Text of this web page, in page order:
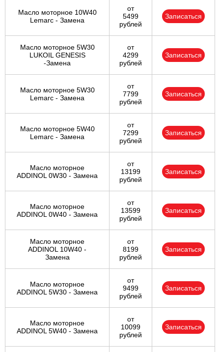
Масло моторное 10W40
Lemarc - Замена
от
5499
рублей
Записаться
Масло моторное 5W30
LUKOIL GENESIS
-Замена
от
4299
рублей
Записаться
Масло моторное 5W30
Lemarc - Замена
от
7799
рублей
Записаться
Масло моторное 5W40
Lemarc - Замена
от
7299
рублей
Записаться
Масло моторное
ADDINOL 0W30 - Замена
от
13199
рублей
Записаться
Масло моторное
ADDINOL 0W40 - Замена
от
13599
рублей
Записаться
Масло моторное
ADDINOL 10W40 -
Замена
от
8199
рублей
Записаться
Масло моторное
ADDINOL 5W30 - Замена
от
9499
рублей
Записаться
Масло моторное
ADDINOL 5W40 - Замена
от
10099
рублей
Записаться